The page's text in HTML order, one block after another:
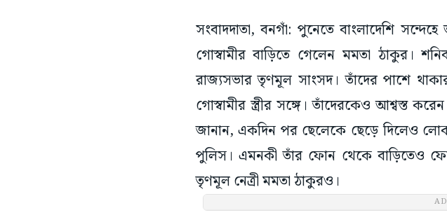
সংবাদদাতা, বনগাঁ: পুনেতে বাংলাদেশি
গোস্বামীর বাড়িতে গেলেন মমতা ঠাকুর।
রাজ্যসভার তৃণমূল সাংসদ। তাঁদের পাশে
গোস্বামীর স্ত্রীর সঙ্গে। তাঁদেরকেও আশ্বস্ত
জানান, একদিন পর ছেলেকে ছেড়ে দিলেও
পুলিস। এমনকী তাঁর ফোন থেকে বাড়িতেও
তৃণমূল নেত্রী মমতা ঠাকুরও।